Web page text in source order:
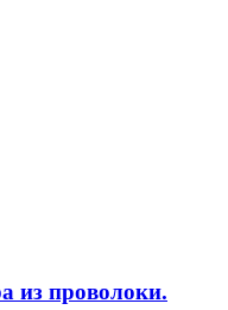
из проволоки.